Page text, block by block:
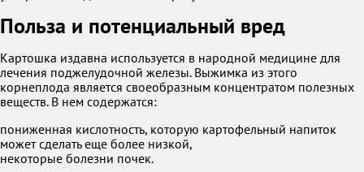
Польза и потенциальный вред
Картошка издавна используется в народной медицине для
лечения поджелудочной железы. Выжимка из этого
корнеплода является своеобразным концентратом полезных
веществ. В нем содержатся:
пониженная кислотность, которую картофельный напиток
может сделать еще более низкой,
некоторые болезни почек.